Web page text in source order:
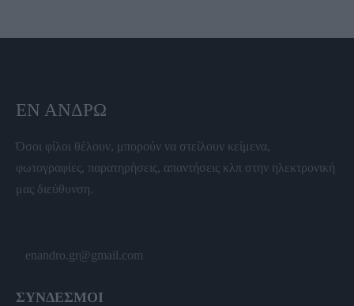
ΕΝ ΆΝΔΡΩ
Όσοι φίλοι θέλουν, μπορούν να στείλουν κείμενα,
φωτογραφίες, παρατηρήσεις, απαντήσεις κλπ στην ηλεκτρονική
μας διεύθυνση.
enandro.gr@gmail.com
ΣΥΝΔΕΣΜΟΙ